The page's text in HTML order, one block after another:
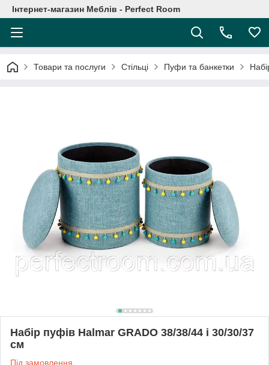
Інтернет-магазин Меблів - Perfect Room
Товари та послуги Стільці Пуфи та банкетки
Набір пуфів Halmar GRADO 38/38/44 і 30/30/37
см
Під замовлення